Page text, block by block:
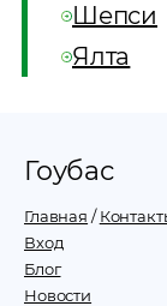
Шепси
Ялта
Гоубас
Главная /
Вход
Блог
Новости